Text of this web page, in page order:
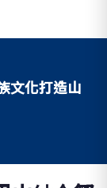
文化打造山